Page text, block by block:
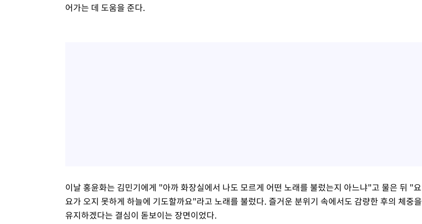
어가는 데 도움을 준다.
이날 홍윤화는 김민기에게 "아까 화장실에서 나도 모르게 어떤 노래를 불렀는지 아느냐"고 물은 뒤 "요
요가 오지 못하게 하늘에 기도할까요"라고 노래를 불렀다. 즐거운 분위기 속에서도 감량한 후의 체중을
유지하겠다는 결심이 돋보이는 장면이었다.